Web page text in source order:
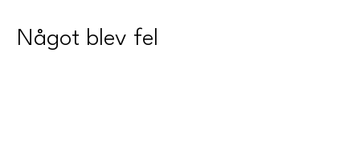
Något blev fel